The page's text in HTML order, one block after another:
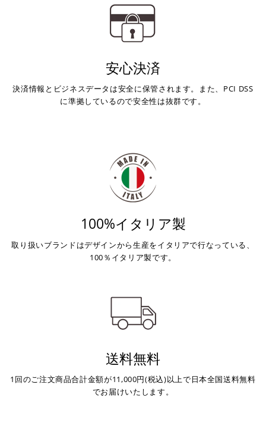
安心決済
決済情報とビジネスデータは安全に保管されます。また、PCI DSS
に準拠しているので安全性は抜群です。
100%イタリア製
取り扱いブランドはデザインから生産をイタリアで行なっている、
100％イタリア製です。
送料無料
1回のご注文商品合計金額が11,000円(税込)以上で日本全国送料無料
でお届けいたします。